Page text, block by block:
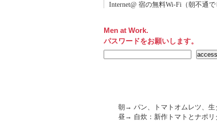
Internet@ 宿の無料Wi-Fi（朝不通
Men at Work.
パスワードをお願いします。
朝→ パン、トマトオムレツ、生
昼→ 自炊：新作トマトとナポリ